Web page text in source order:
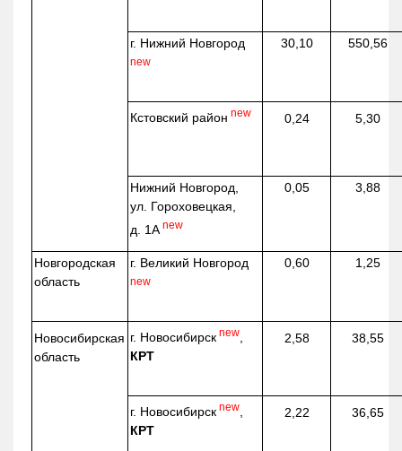
г. Нижний Новгород
new
30,10 550,56
Кстовский район new 0,24 5,30
Нижний Новгород,
ул. Гороховецкая,
д. 1А new
0,05 3,88
Новгородская
область
г. Великий Новгород
new
0,60 1,25
Новосибирская
область
г. Новосибирск new,
КРТ
2,58 38,55
г. Новосибирск new,
КРТ
2,22 36,65